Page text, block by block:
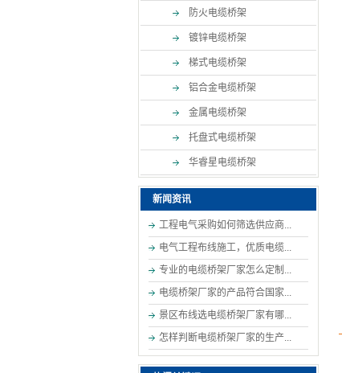
防火电缆桥架
镀锌电缆桥架
梯式电缆桥架
铝合金电缆桥架
金属电缆桥架
托盘式电缆桥架
华睿星电缆桥架
新闻资讯
工程电气采购如何筛选供应商...
电气工程布线施工，优质电缆...
专业的电缆桥架厂家怎么定制...
电缆桥架厂家的产品符合国家...
景区布线选电缆桥架厂家有哪...
怎样判断电缆桥架厂家的生产...